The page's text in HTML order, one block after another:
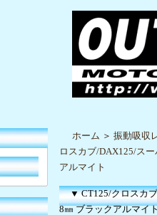
ホーム ＞ 振動吸収
ロスカブ/DAX125/ス
アルマイト
▼ CT125/クロスカ
8㎜ ブラックアルマイ